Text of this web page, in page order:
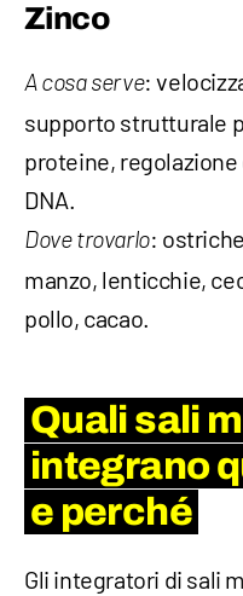
Zinco
A cosa serve:
supporto strutturale
proteine,
DNA.
Dove trovarlo:
manzo, lenticchie,
pollo, cacao.
Quali sali
integrano
e perché
Gli integratori di sali